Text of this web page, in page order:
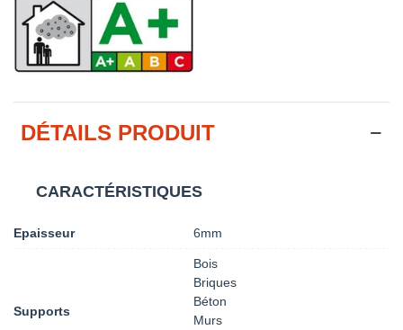
DÉTAILS PRODUIT
CARACTÉRISTIQUES
Epaisseur 6mm
Supports
Bois
Briques
Béton
Murs